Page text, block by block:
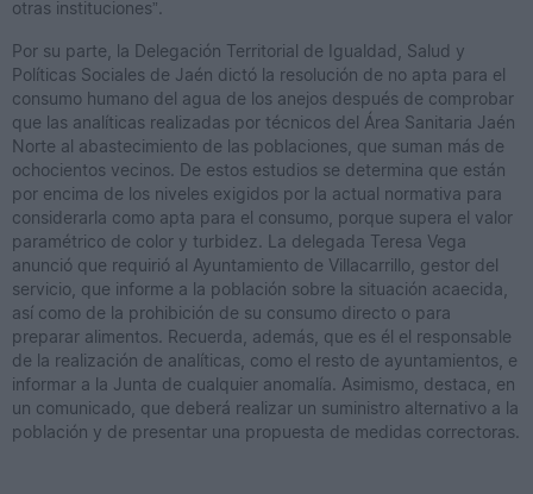
otras instituciones”.
Por su parte, la Delegación Territorial de Igualdad, Salud y
Políticas Sociales de Jaén dictó la resolución de no apta para el
consumo humano del agua de los anejos después de comprobar
que las analíticas realizadas por técnicos del Área Sanitaria Jaén
Norte al abastecimiento de las poblaciones, que suman más de
ochocientos vecinos. De estos estudios se determina que están
por encima de los niveles exigidos por la actual normativa para
considerarla como apta para el consumo, porque supera el valor
paramétrico de color y turbidez. La delegada Teresa Vega
anunció que requirió al Ayuntamiento de Villacarrillo, gestor del
servicio, que informe a la población sobre la situación acaecida,
así como de la prohibición de su consumo directo o para
preparar alimentos. Recuerda, además, que es él el responsable
de la realización de analíticas, como el resto de ayuntamientos, e
informar a la Junta de cualquier anomalía. Asimismo, destaca, en
un comunicado, que deberá realizar un suministro alternativo a la
población y de presentar una propuesta de medidas correctoras.